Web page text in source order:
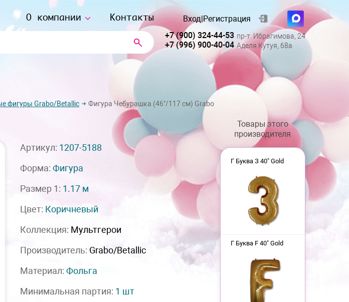
О компании Контакты Вход|Регистрация
+7 (900) 324-44-53 пр-т. Ибрагимова, 24
+7 (996) 900-40-04 Аделя Кутуя, 68а
фигуры Grabo/Betallic Фигура Чебурашка (46"/117 см) Grabo
Артикул: 1207-5188
Форма: Фигура
Размер 1: 1.17 м
Цвет: Коричневый
Коллекция: Мультгерои
Производитель: Grabo/Betallic
Материал: Фольга
Минимальная партия: 1 шт
Товары этого
производителя
Г Буква З 40" Gold
Г Буква F 40" Gold